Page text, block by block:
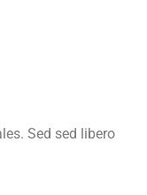
Sed sed libero